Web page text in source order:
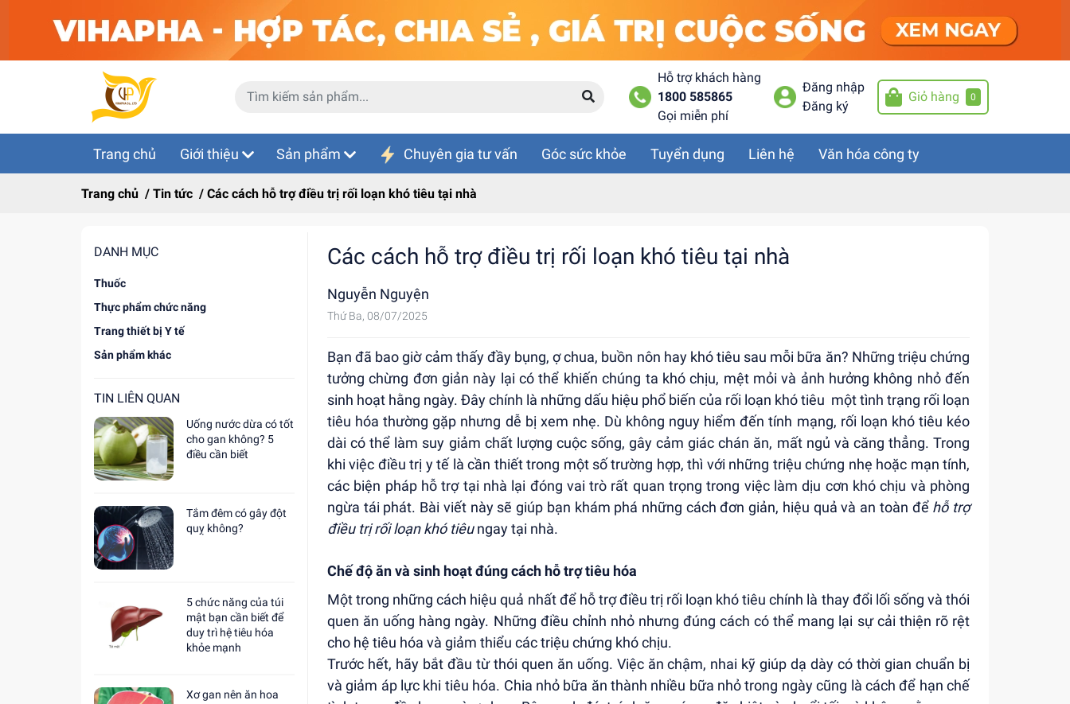
Hỗ trợ khách hàng
1800 585865
Gọi miễn phí
Đăng nhập
Đăng ký
Giỏ hàng 0
Trang chủ Giới thiệu Sản phẩm Chuyên gia tư vấn Góc sức khỏe Tuyển dụng Liên hệ Văn hóa công ty
Trang chủ / Tin tức / Các cách hỗ trợ điều trị rối loạn khó tiêu tại nhà
DANH MỤC
Thuốc
Thực phẩm chức năng
Trang thiết bị Y tế
Sản phẩm khác
TIN LIÊN QUAN
Uống nước dừa có tốt
cho gan không? 5
điều cần biết
Tắm đêm có gây đột
quỵ không?
5 chức năng của túi
mật bạn cần biết để
duy trì hệ tiêu hóa
khỏe mạnh
Xơ gan nên ăn hoa
Các cách hỗ trợ điều trị rối loạn khó tiêu tại nhà
Nguyễn Nguyện
Thứ Ba, 08/07/2025
Bạn đã bao giờ cảm thấy đầy bụng, ợ chua, buồn nôn hay khó tiêu sau mỗi bữa ăn? Những triệu chứng
tưởng chừng đơn giản này lại có thể khiến chúng ta khó chịu, mệt mỏi và ảnh hưởng không nhỏ đến
sinh hoạt hằng ngày. Đây chính là những dấu hiệu phổ biến của rối loạn khó tiêu một tình trạng rối loạn
tiêu hóa thường gặp nhưng dễ bị xem nhẹ. Dù không nguy hiểm đến tính mạng, rối loạn khó tiêu kéo
dài có thể làm suy giảm chất lượng cuộc sống, gây cảm giác chán ăn, mất ngủ và căng thẳng. Trong
khi việc điều trị y tế là cần thiết trong một số trường hợp, thì với những triệu chứng nhẹ hoặc mạn tính,
các biện pháp hỗ trợ tại nhà lại đóng vai trò rất quan trọng trong việc làm dịu cơn khó chịu và phòng
ngừa tái phát. Bài viết này sẽ giúp bạn khám phá những cách đơn giản, hiệu quả và an toàn để hỗ trợ
điều trị rối loạn khó tiêungay tại nhà.
Chế độ ăn và sinh hoạt đúng cách hỗ trợ tiêu hóa
Một trong những cách hiệu quả nhất để hỗ trợ điều trị rối loạn khó tiêu chính là thay đổi lối sống và thói
quen ăn uống hàng ngày. Những điều chỉnh nhỏ nhưng đúng cách có thể mang lại sự cải thiện rõ rệt
cho hệ tiêu hóa và giảm thiểu các triệu chứng khó chịu.
Trước hết, hãy bắt đầu từ thói quen ăn uống. Việc ăn chậm, nhai kỹ giúp dạ dày có thời gian chuẩn bị
và giảm áp lực khi tiêu hóa. Chia nhỏ bữa ăn thành nhiều bữa nhỏ trong ngày cũng là cách để hạn chế